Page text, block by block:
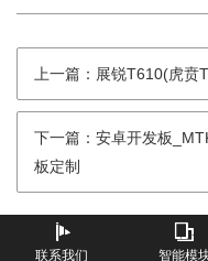
上一篇：展锐T610(虎贲
下一篇：安卓开发板
板定制
联系我们 智能模